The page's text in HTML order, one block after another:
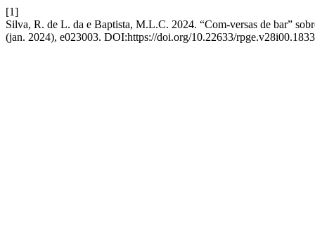
[1]
Silva, R. de L. da e Baptista, M.L.C. 2024. “Com-versas de bar”
(jan. 2024), e023003. DOI:https://doi.org/10.22633/